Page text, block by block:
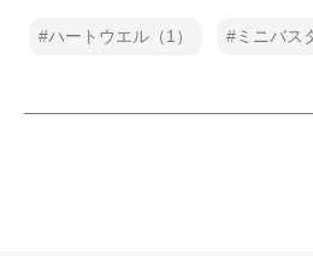
ハートウエル（1） ミニバス